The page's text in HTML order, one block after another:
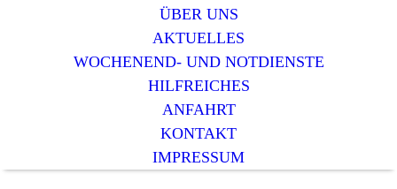
ÜBER UNS
AKTUELLES
WOCHENEND- UND NOTDIENSTE
HILFREICHES
ANFAHRT
KONTAKT
IMPRESSUM